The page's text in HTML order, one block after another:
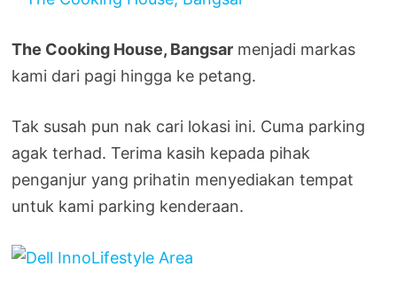
The Cooking House, Bangsar menjadi markas
kami dari pagi hingga ke petang.
Tak susah pun nak cari lokasi ini. Cuma parking
agak terhad. Terima kasih kepada pihak
penganjur yang prihatin menyediakan tempat
untuk kami parking kenderaan.